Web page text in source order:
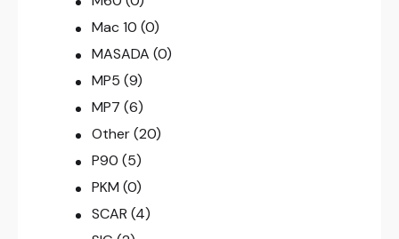
Mac 10 (0)
MASADA (0)
MP5 (9)
MP7 (6)
Other (20)
P90 (5)
PKM (0)
SCAR (4)